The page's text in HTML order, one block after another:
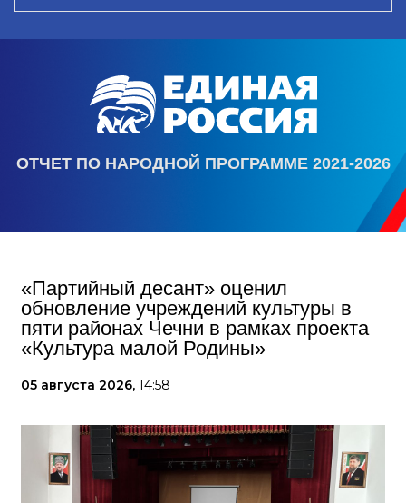
ОТЧЕТ ПО НАРОДНОЙ ПРОГРАММЕ 2021-2026
«Партийный десант» оценил
обновление учреждений культуры в
пяти районах Чечни в рамках проекта
«Культура малой Родины»
05 августа 2026, 14:58